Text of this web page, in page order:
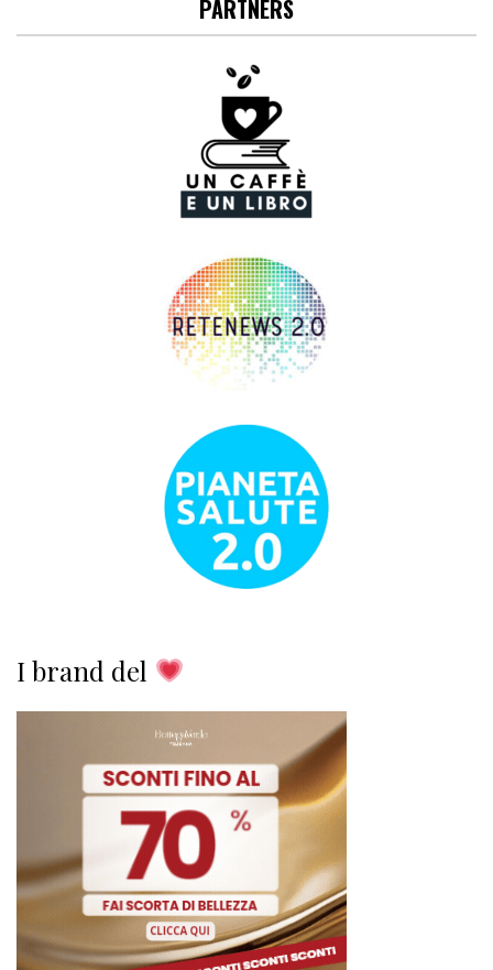
PARTNERS
I brand del